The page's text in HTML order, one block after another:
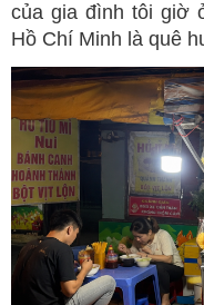
của gia đình tôi giờ
Hồ Chí Minh là quê